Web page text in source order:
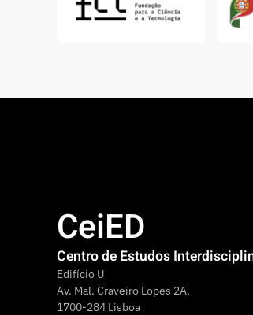
CeiED
Centro de Estudos
Edifício U
Av. Mal. Craveiro Lopes 2A,
1700-284 Lisboa